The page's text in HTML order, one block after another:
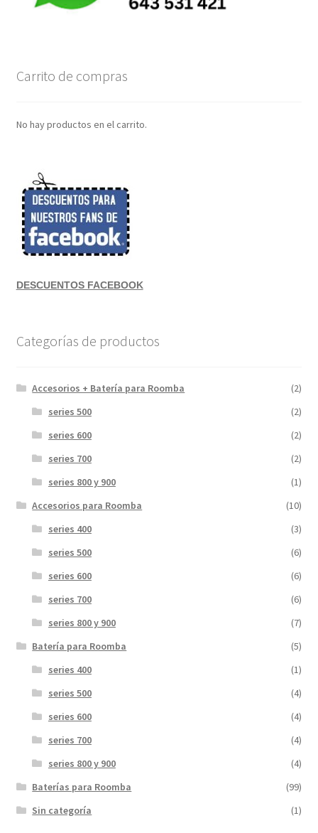
Carrito de compras
No hay productos en el carrito.
DESCUENTOS FACEBOOK
Categorías de productos
Accesorios + Batería para Roomba
(2)
series 500
(2)
series 600
(2)
series 700
(2)
series 800 y 900
(1)
Accesorios para Roomba
(10)
series 400
(3)
series 500
(6)
series 600
(6)
series 700
(6)
series 800 y 900
(7)
Batería para Roomba
(5)
series 400
(1)
series 500
(4)
series 600
(4)
series 700
(4)
series 800 y 900
(4)
Baterías para Roomba
(99)
Sin categoría
(1)